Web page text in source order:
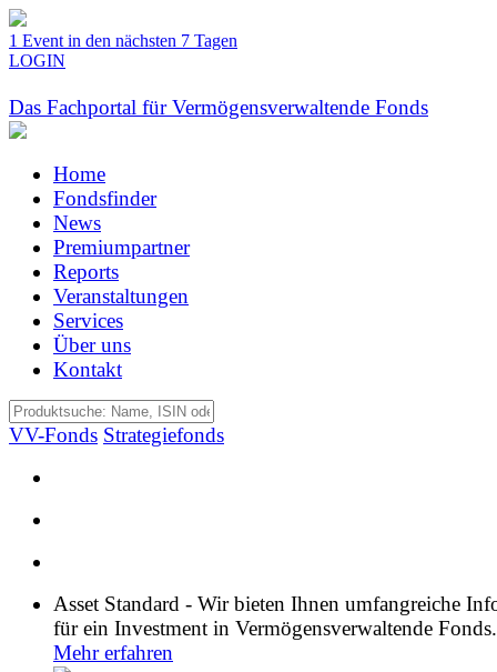
1 Event in den nächsten 7 Tagen
LOGIN
Das Fachportal für Vermögensverwaltende Fonds
Home
Fondsfinder
News
Premiumpartner
Reports
Veranstaltungen
Services
Über uns
Kontakt
VV-Fonds Strategiefonds
Asset Standard - Wir bieten Ihnen umfangreiche
für ein Investment in Vermögensverwaltende Fonds.
Mehr erfahren